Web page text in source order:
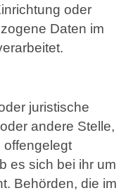
oder
Daten im
juristische
andere Stelle,
es sich bei ihr um
Behörden, die im